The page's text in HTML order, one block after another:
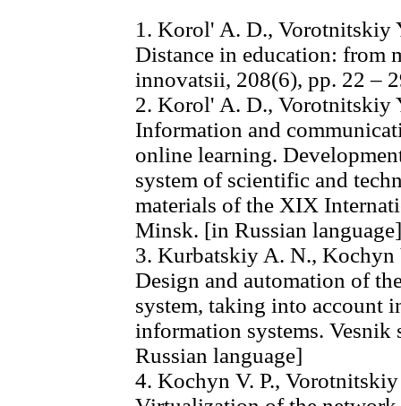
1. Korol' A. D., Vorotnitskiy
Distance in education: from
innovatsii, 208(6), pp. 22 –
2. Korol' A. D., Vorotnitskiy
Information and
online learning.
system of scientific and
materials of the XIX
Minsk. [in Russian language]
3. Kurbatskiy A. N., Kochyn
Design and automation of
system, taking into account
information systems.
Russian language]
4. Kochyn V. P.,